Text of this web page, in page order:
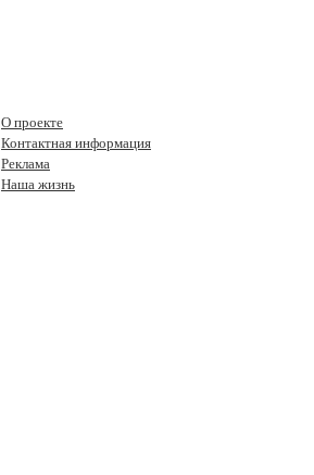
О проекте
Контактная информация
Реклама
Наша жизнь